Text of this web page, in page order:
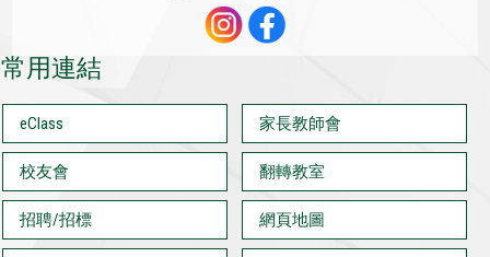
常用連結
eClass 家長教師會
校友會 翻轉教室
招聘/招標 網頁地圖